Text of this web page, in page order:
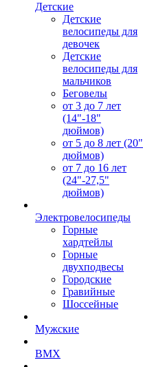
Детские
Детские
велосипеды для
девочек
Детские
велосипеды для
мальчиков
Беговелы
от 3 до 7 лет
(14"-18"
дюймов)
от 5 до 8 лет (20"
дюймов)
от 7 до 16 лет
(24"-27,5"
дюймов)
Электровелосипеды
Горные
хардтейлы
Горные
двухподвесы
Городские
Гравийные
Шоссейные
Мужские
BMX